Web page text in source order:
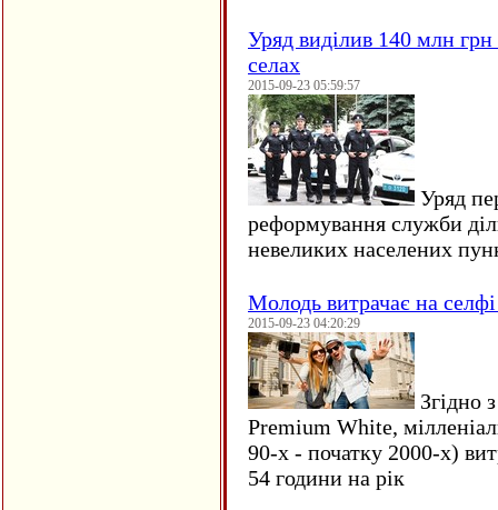
Уряд виділив 140 млн
селах
2015-09-23 05:59:57
Уряд
реформування служби
невеликих населених
Молодь витрачає на
2015-09-23 04:20:29
Згідно
Premium White,
90-х - початку 2000-х)
54 години на рік